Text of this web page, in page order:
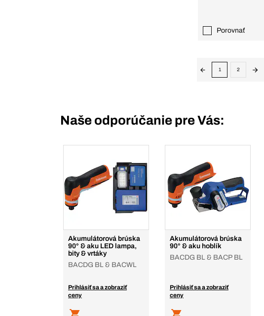
Porovnať
1 2
Naše odporúčanie pre Vás:
Akumulátorová brúska
90° & aku LED lampa,
bity & vrtáky
BACDG BL & BACWL
Prihlásiť sa a zobraziť
ceny
Akumulátorová brúska
90° & aku hoblík
BACDG BL & BACP BL
Prihlásiť sa a zobraziť
ceny